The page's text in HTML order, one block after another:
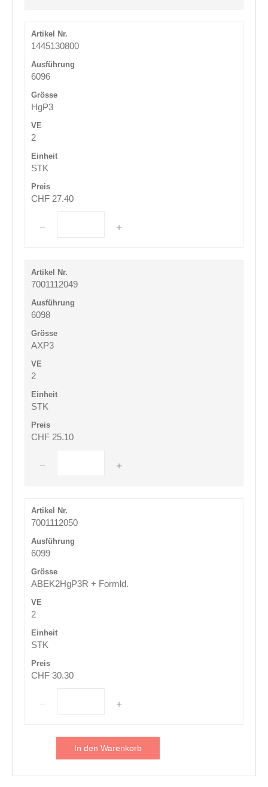
1445130800
6096
HgP3
2
STK
CHF 27.40
7001112049
6098
AXP3
2
STK
CHF 25.10
7001112050
6099
ABEK2HgP3R + Formld.
2
STK
CHF 30.30
In den Warenkorb